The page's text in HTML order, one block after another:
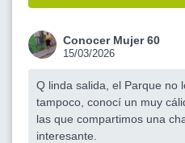
Conocer Mujer 60
15/03/2026
Q linda salida, el Parque no
tampoco, conocí un muy
las que compartimos una
interesante.